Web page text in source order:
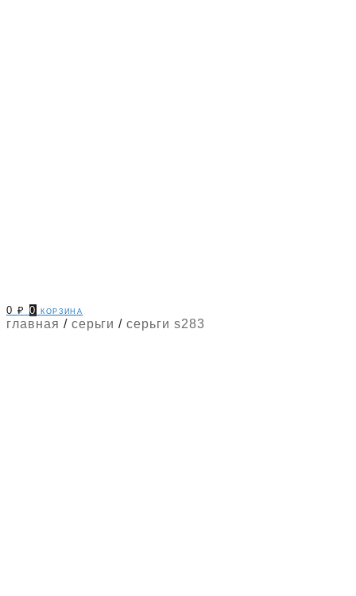
0₽ 0 корзина
главная / серьги /серьги s283